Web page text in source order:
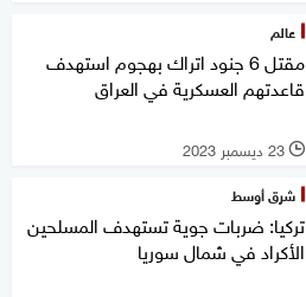
عالم
مقتل 6 جنود اتراك بهجوم استهدف
قاعدتهم العسكرية في العراق
l 23 ديسمبر 2023
شرق أوسط
تركيا: ضربات جوية تستهدف المسلحين
الأكراد في شمال سوريا